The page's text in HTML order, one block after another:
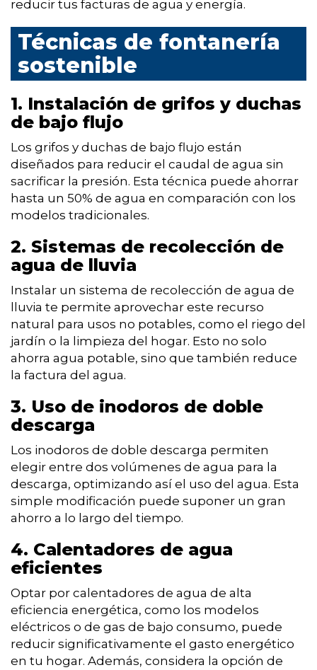
reducir tus facturas de agua y energía.
Técnicas de fontanería
sostenible
1. Instalación de grifos y duchas
de bajo flujo
Los grifos y duchas de bajo flujo están
diseñados para reducir el caudal de agua sin
sacrificar la presión. Esta técnica puede ahorrar
hasta un 50% de agua en comparación con los
modelos tradicionales.
2. Sistemas de recolección de
agua de lluvia
Instalar un sistema de recolección de agua de
lluvia te permite aprovechar este recurso
natural para usos no potables, como el riego del
jardín o la limpieza del hogar. Esto no solo
ahorra agua potable, sino que también reduce
la factura del agua.
3. Uso de inodoros de doble
descarga
Los inodoros de doble descarga permiten
elegir entre dos volúmenes de agua para la
descarga, optimizando así el uso del agua. Esta
simple modificación puede suponer un gran
ahorro a lo largo del tiempo.
4. Calentadores de agua
eficientes
Optar por calentadores de agua de alta
eficiencia energética, como los modelos
eléctricos o de gas de bajo consumo, puede
reducir significativamente el gasto energético
en tu hogar. Además, considera la opción de